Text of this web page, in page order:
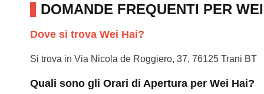
DOMANDE FREQUENTI PER
Dove si trova Wei Hai?
Si trova in Via Nicola de Roggiero, 37, 76125 Trani BT
Quali sono gli Orari di Apertura per Wei Hai?